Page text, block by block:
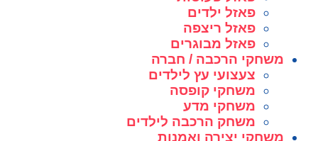
פאזל ילדים
פאזל ריצפה
פאזל מבוגרים
משחקי הרכבה / חברה
צעצועי עץ לילדים
משחקי קופסה
משחקי מדע
משחק הרכבה לילדים
משחקי יצירה ואמנות